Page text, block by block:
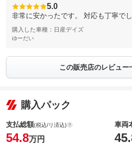
5.0
非常に安かったです。 対応も丁寧で
購入した車種：日産デイズ
ゆーだい
この販売店のレビュー
購入パック
支払総額(税込/リ済込)
54.8万円
車両